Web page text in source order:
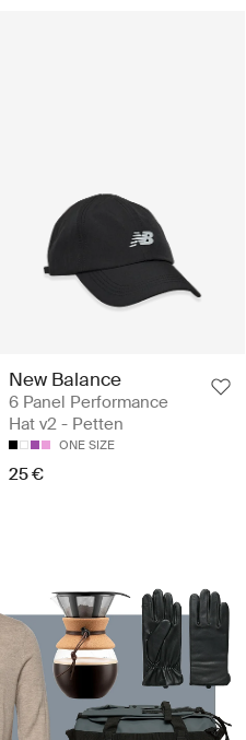
New Balance
6 Panel Performance
Hat v2 - Petten
ONE SIZE
25 €